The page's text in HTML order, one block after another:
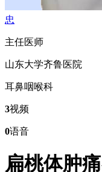
忠
主任医师
山东大学齐鲁医院
耳鼻咽喉科
3视频
0语音
扁桃体肿